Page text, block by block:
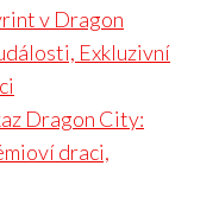
v Dragon
Exkluzivní
Dragon City:
draci,